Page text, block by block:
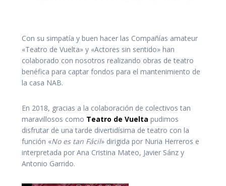
Con su simpatía y buen hacer las Compañías amateur
«Teatro de Vuelta» y «Actores sin sentido» han
colaborado con nosotros realizando obras de teatro
benéfica para captar fondos para el mantenimiento de
la casa NAB.
En 2018, gracias a la colaboración de colectivos tan
maravillosos como Teatro de Vuelta pudimos
disfrutar de una tarde divertidísima de teatro con la
función «No es tan Fácil» dirigida por Nuria Herreros e
interpretada por Ana Cristina Mateo, Javier Sánz y
Antonio Garrido.